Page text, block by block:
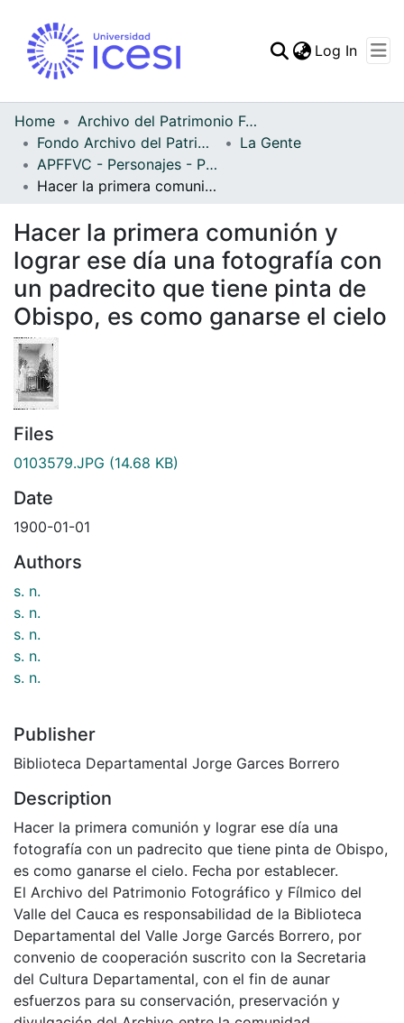
Statistics
Log In
Home
Archivo del Patrimonio Fotográfico y Fílmico del Valle del Cauca
Fondo Archivo del Patrimonio Fotográfico y Fílmico del Valle del Cauca
La Gente
APFFVC - Personajes - Patrimonial
Hacer la primera comunión y lograr ese día una fotografía con un padrecito que tiene pinta de Obispo, es como ganarse el cielo
Hacer la primera comunión y
lograr ese día una fotografía con
un padrecito que tiene pinta de
Obispo, es como ganarse el cielo
Files
0103579.JPG (14.68 KB)
Date
1900-01-01
Authors
s. n.
s. n.
s. n.
s. n.
s. n.
Publisher
Biblioteca Departamental Jorge Garces Borrero
Description
Hacer la primera comunión y lograr ese día una
fotografía con un padrecito que tiene pinta de Obispo,
es como ganarse el cielo. Fecha por establecer.
El Archivo del Patrimonio Fotográfico y Fílmico del
Valle del Cauca es responsabilidad de la Biblioteca
Departamental del Valle Jorge Garcés Borrero, por
convenio de cooperación suscrito con la Secretaria
del Cultura Departamental, con el fin de aunar
esfuerzos para su conservación, preservación y